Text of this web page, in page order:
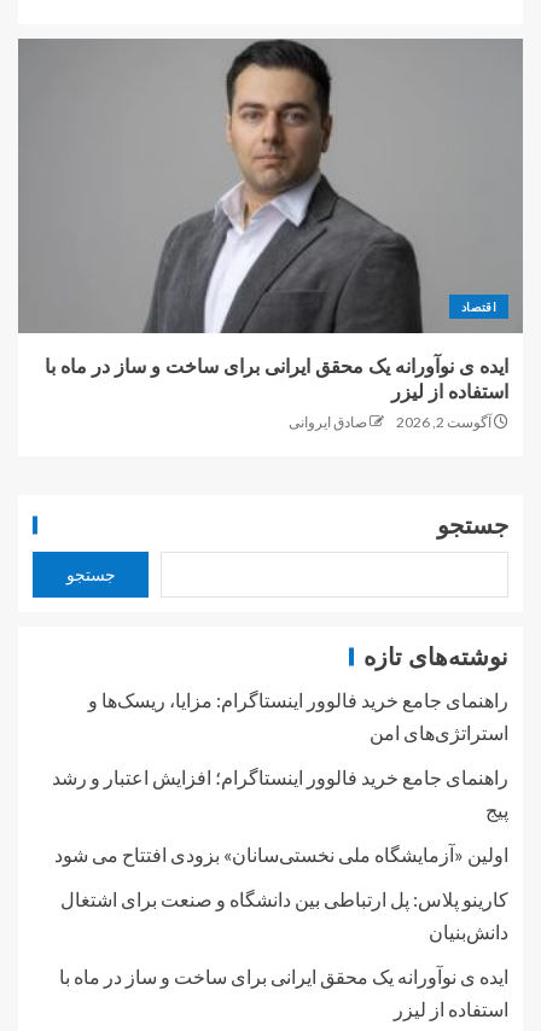
اقتصاد
ایده ی نوآورانه یک محقق ایرانی برای ساخت و ساز در ماه با
استفاده از لیزر
آگوست 2, 2026 صادق ایروانی
جستجو
جستجو
نوشته‌های تازه
راهنمای جامع خرید فالوور اینستاگرام: مزایا، ریسک‌ها و
استراتژی‌های امن
راهنمای جامع خرید فالوور اینستاگرام؛ افزایش اعتبار و رشد
پیج
اولین «آزمایشگاه ملی نخستی‌سانان» بزودی افتتاح می شود
کارینو پلاس: پل ارتباطی بین دانشگاه و صنعت برای اشتغال
دانش‌بنیان
ایده ی نوآورانه یک محقق ایرانی برای ساخت و ساز در ماه با
استفاده از لیزر